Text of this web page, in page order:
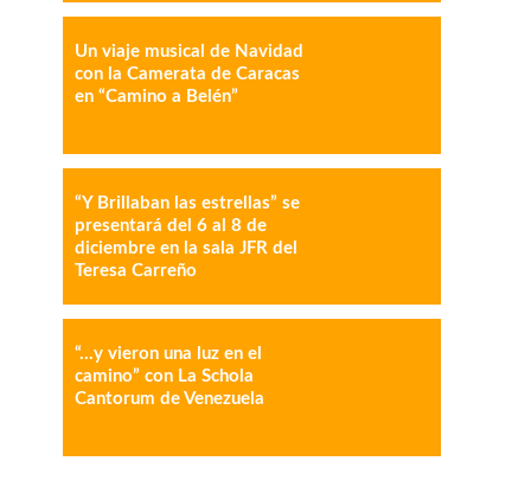
Un viaje musical de Navidad
con la Camerata de Caracas
en “Camino a Belén”
“Y Brillaban las estrellas” se
presentará del 6 al 8 de
diciembre en la sala JFR del
Teresa Carreño
“…y vieron una luz en el
camino” con La Schola
Cantorum de Venezuela